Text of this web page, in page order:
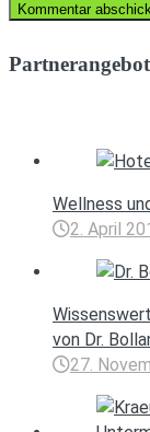
Wellness
2. April
von Dr.
27.